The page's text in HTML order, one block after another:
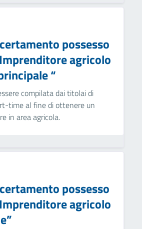
possesso
agricolo
“
compilata dai titolai di
time al fine di ottenere un
in area agricola.
possesso
agricolo